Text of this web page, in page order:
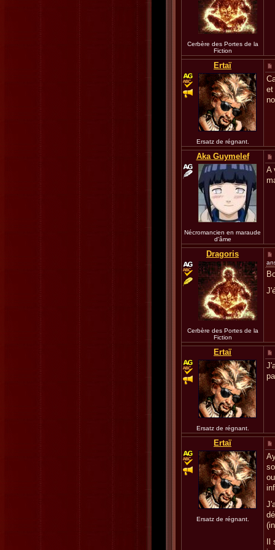
Cerbère des Portes de la
Fiction
Ertaï
Ersatz de régnant.
et
Aka Guymelef
Nécromancien en maraude
d'âme
A
Dragoris
Cerbère des Portes de la
Fiction
Ertaï
Ersatz de régnant.
Ertaï
Ersatz de régnant.